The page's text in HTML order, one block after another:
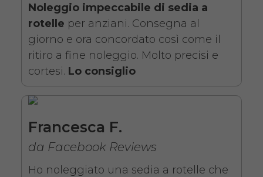
di 7 giorni a partire da 76 euro.
Consegniamo a domicilio in
tutta Italia, contattaci per
maggiori informazioni.
COSTO NOLEGGIO
da 76,01€
Noleggio impeccabile di sedia a
rotelle per anziani. Consegna al
giorno e ora concordato così come il
ritiro a fine noleggio. Molto precisi e
cortesi. Lo consiglio
Francesca F.
da Facebook Reviews
Ho noleggiato una sedia a rotelle che